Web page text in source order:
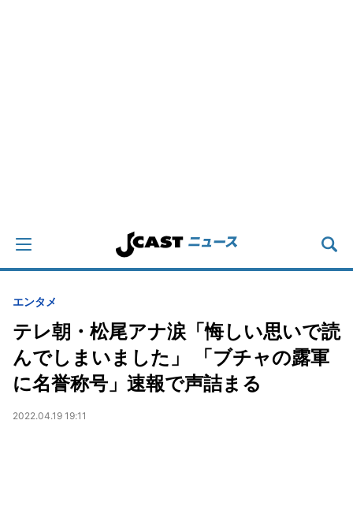
エンタメ
テレ朝・松尾アナ涙「悔しい思いで読
んでしまいました」 「ブチャの露軍
に名誉称号」速報で声詰まる
2022.04.19 19:11